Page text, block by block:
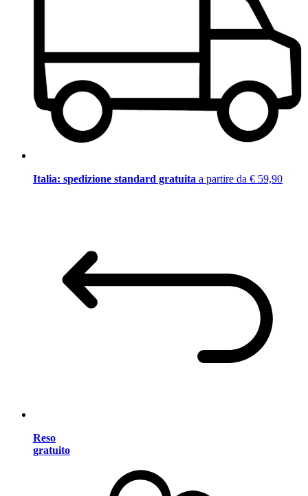
Italia: spedizione standard gratuita a partire da € 59,90
Reso
gratuito